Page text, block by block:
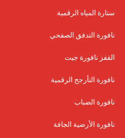
ستارة المياه الرقمية
نافورة التدفق الصفحي
القفز نافورة جيت
نافورة التأرجح الرقمية
نافورة الضباب
نافورة الأرضية الجافة